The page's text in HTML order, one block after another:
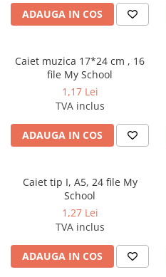
Registre
Indigo si hartie carbon
Caiete pentru birou
Produse si rechizite scolare
Caiete A5
Caiete si blocuri pentru desen
Caiete incepatori Tip I, II, III
Caiete speciale
Hartie creponata
ADAUGA IN COS
Caiet muzica 17*24 cm , 16
file My School
1,17 Lei
TVA inclus
ADAUGA IN COS
Caiet tip I, A5, 24 file My
School
1,27 Lei
TVA inclus
ADAUGA IN COS